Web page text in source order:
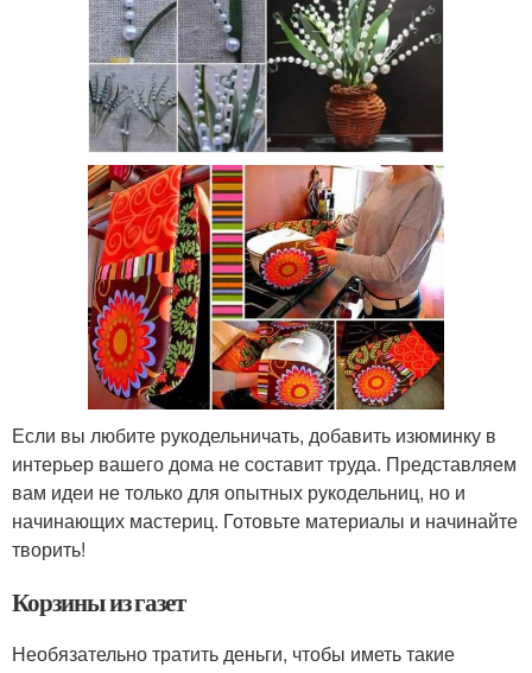
Если вы любите рукодельничать, добавить изюминку в
интерьер вашего дома не составит труда. Представляем
вам идеи не только для опытных рукодельниц, но и
начинающих мастериц. Готовьте материалы и начинайте
творить!
Корзины из газет
Необязательно тратить деньги, чтобы иметь такие